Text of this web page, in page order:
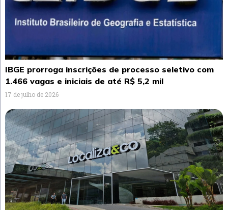
IBGE prorroga inscrições de processo seletivo com
1.466 vagas e iniciais de até R$ 5,2 mil
17 de julho de 2026